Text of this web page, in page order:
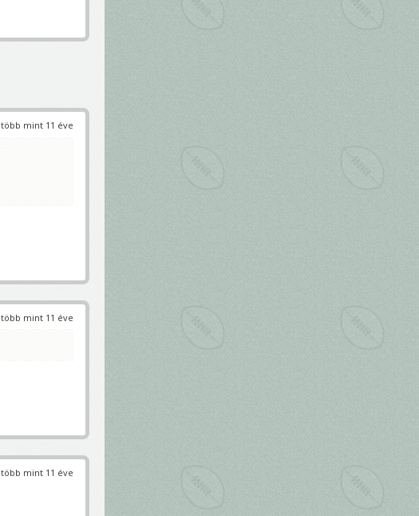
több mint 11 éve
több mint 11 éve
több mint 11 éve